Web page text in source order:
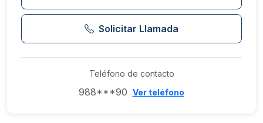
Solicitar Llamada
Teléfono de contacto
988***90 Ver teléfono